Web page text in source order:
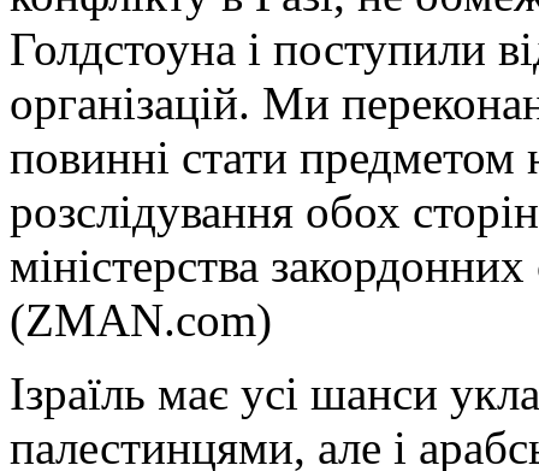
Голдстоуна і поступили
організацій. Ми
повинні стати предметом
розслідування обох
міністерства
(ZMAN.com)
Ізраїль має усі шанси
палестинцями, але і